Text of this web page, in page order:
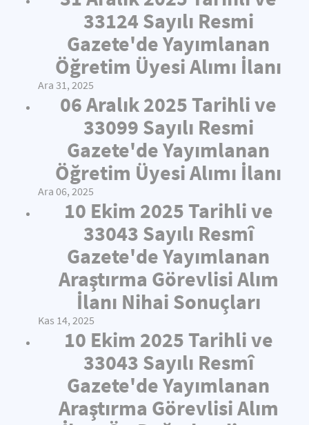
33124 Sayılı Resmi
Gazete'de Yayımlanan
Öğretim Üyesi Alımı İlanı
Ara 31, 2025
06 Aralık 2025 Tarihli ve
33099 Sayılı Resmi
Gazete'de Yayımlanan
Öğretim Üyesi Alımı İlanı
Ara 06, 2025
10 Ekim 2025 Tarihli ve
33043 Sayılı Resmî
Gazete'de Yayımlanan
Araştırma Görevlisi Alım
İlanı Nihai Sonuçları
Kas 14, 2025
10 Ekim 2025 Tarihli ve
33043 Sayılı Resmî
Gazete'de Yayımlanan
Araştırma Görevlisi Alım